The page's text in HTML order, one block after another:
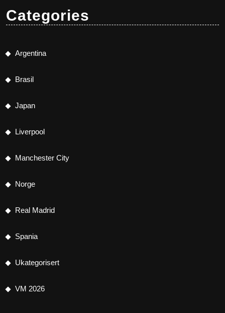
Categories
Argentina
Brasil
Japan
Liverpool
Manchester City
Norge
Real Madrid
Spania
Ukategorisert
VM 2026